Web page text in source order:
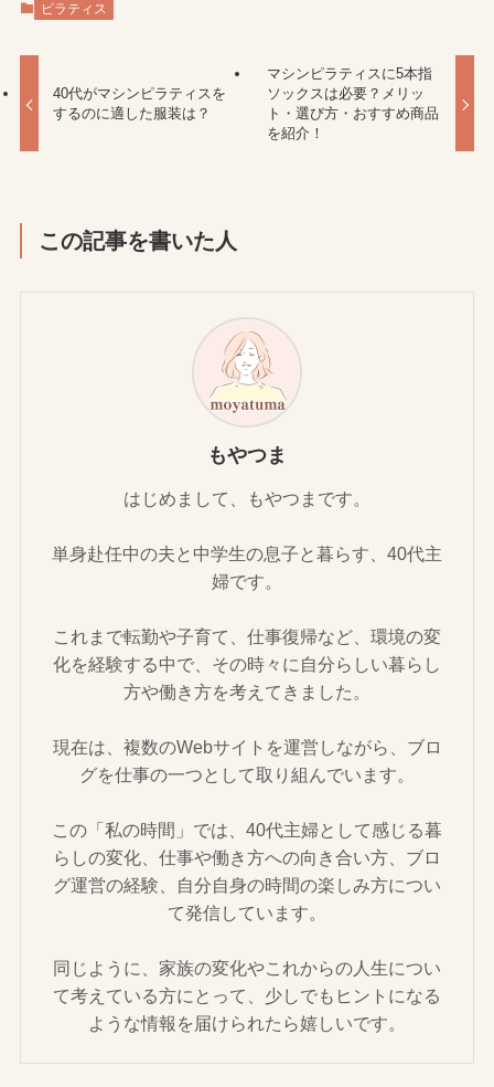
ピラティス
40代がマシンピラティスを
するのに適した服装は？
マシンピラティスに5本指
ソックスは必要？メリッ
ト・選び方・おすすめ商品
を紹介！
この記事を書いた人
もやつま
はじめまして、もやつまです。
単身赴任中の夫と中学生の息子と暮らす、40代主
婦です。
これまで転勤や子育て、仕事復帰など、環境の変
化を経験する中で、その時々に自分らしい暮らし
方や働き方を考えてきました。
現在は、複数のWebサイトを運営しながら、ブロ
グを仕事の一つとして取り組んでいます。
この「私の時間」では、40代主婦として感じる暮
らしの変化、仕事や働き方への向き合い方、ブロ
グ運営の経験、自分自身の時間の楽しみ方につい
て発信しています。
同じように、家族の変化やこれからの人生につい
て考えている方にとって、少しでもヒントになる
ような情報を届けられたら嬉しいです。